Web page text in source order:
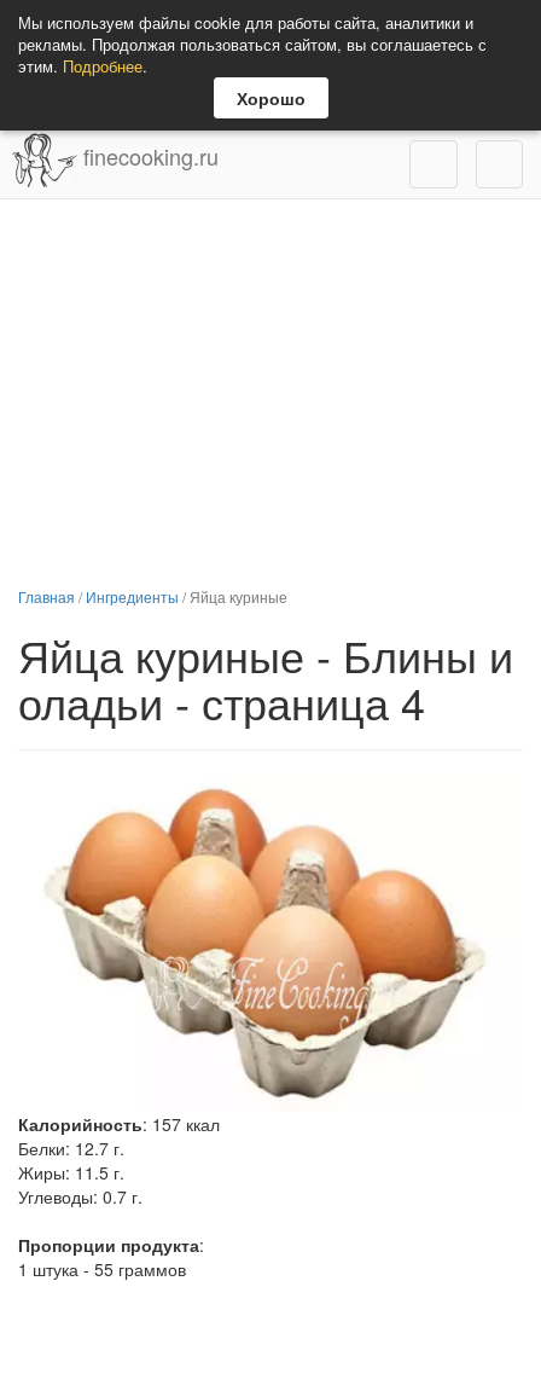
Мы используем файлы cookie для работы сайта, аналитики и
рекламы. Продолжая пользоваться сайтом, вы соглашаетесь с
этим. Подробнее.
Хорошо
finecooking.ru
Главная /Ингредиенты /Яйца куриные
Яйца куриные - Блины и
оладьи - страница 4
Калорийность: 157 ккал
Белки: 12.7 г.
Жиры: 11.5 г.
Углеводы: 0.7 г.
Пропорции продукта:
1 штука - 55 граммов